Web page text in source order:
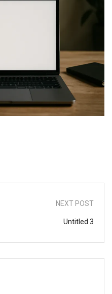
NEXT POST
Untitled 3